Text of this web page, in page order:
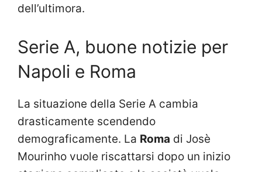
dell’ultimora.
Serie A, buone notizie per
Napoli e Roma
La situazione della Serie A cambia
drasticamente scendendo
demograficamente. La Roma di Josè
Mourinho vuole riscattarsi dopo un inizio